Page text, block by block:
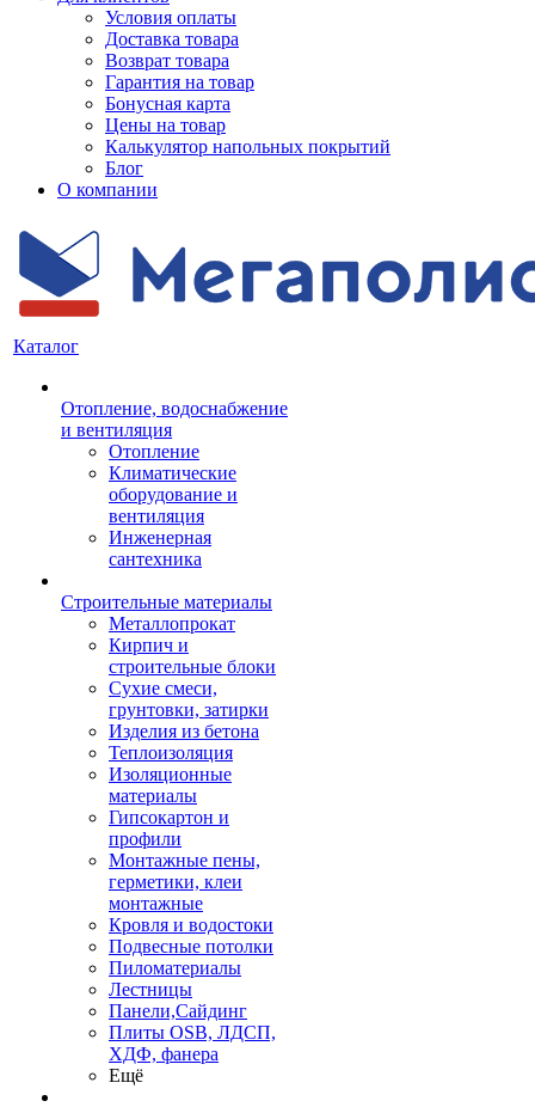
Условия оплаты
Доставка товара
Возврат товара
Гарантия на товар
Бонусная карта
Цены на товар
Калькулятор напольных покрытий
Блог
О компании
Каталог
Отопление, водоснабжение
и вентиляция
Отопление
Климатические
оборудование и
вентиляция
Инженерная
сантехника
Строительные материалы
Металлопрокат
Кирпич и
строительные блоки
Сухие смеси,
грунтовки, затирки
Изделия из бетона
Теплоизоляция
Изоляционные
материалы
Гипсокартон и
профили
Монтажные пены,
герметики, клеи
монтажные
Кровля и водостоки
Подвесные потолки
Пиломатериалы
Лестницы
Панели,Сайдинг
Плиты OSB, ЛДСП,
ХДФ, фанера
Ещё